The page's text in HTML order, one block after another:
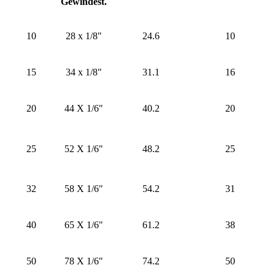
10 28 x 1/8" 24.6 10
15 34 x 1/8" 31.1 16
20 44 X 1/6" 40.2 20
25 52 X 1/6" 48.2 25
32 58 X 1/6" 54.2 31
40 65 X 1/6" 61.2 38
50 78 X 1/6" 74.2 50